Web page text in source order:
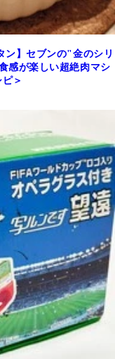
ン】セブンの"金のシリ
感が楽しい超絶肉マシ
＞